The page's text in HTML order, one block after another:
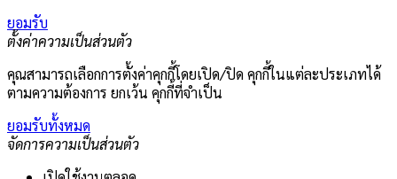
ยอมรับ
ตั้งค่าความเป็นส่วนตัว
คุณสามารถเลือกการตั้งค่าคุกกี้โดยเปิด/ปิด คุกกี้ในแต่ละประเภทได้
ตามความต้องการ ยกเว้น คุกกี้ที่จำเป็น
ยอมรับทั้งหมด
จัดการความเป็นส่วนตัว